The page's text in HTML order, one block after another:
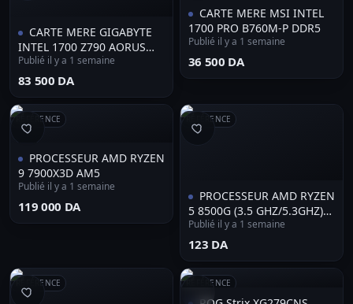
CARTE MERE GIGABYTE
INTEL 1700 Z790 AORUS
ELITE AX DDR5
Publié il y a 1 semaine
⁦83 500 DA⁩
CARTE MERE MSI INTEL
1700 PRO B760M-P DDR5
Publié il y a 1 semaine
⁦36 500 DA⁩
RÉFÉRENCE
PROCESSEUR AMD RYZEN
9 7900X3D AM5
Publié il y a 1 semaine
⁦119 000 DA⁩
RÉFÉRENCE
PROCESSEUR AMD RYZEN
5 8500G (3.5 GHZ/5.3GHZ)
AM5 22MO CACHE TDP 65W
TRAY
Publié il y a 1 semaine
⁦123 DA⁩
RÉFÉRENCE RÉFÉRENCE